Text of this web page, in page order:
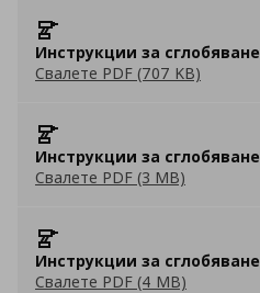
Инструкции за сглобяване
Свалете PDF (707 KB)
Инструкции за сглобяване
Свалете PDF (3 MB)
Инструкции за сглобяване
Свалете PDF (4 MB)